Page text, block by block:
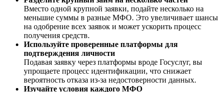
Вместо одной крупной заявки, подайте несколько на
меньшие суммы в разные МФО. Это увеличивает шансы
на одобрение всех заявок и может ускорить процесс
получения средств.
Используйте проверенные платформы для
подтверждения личности
Подавая заявку через платформы вроде Госуслуг, вы
упрощаете процесс идентификации, что снижает
вероятность отказа из-за недостоверности данных.
Изучайте условия каждого МФО